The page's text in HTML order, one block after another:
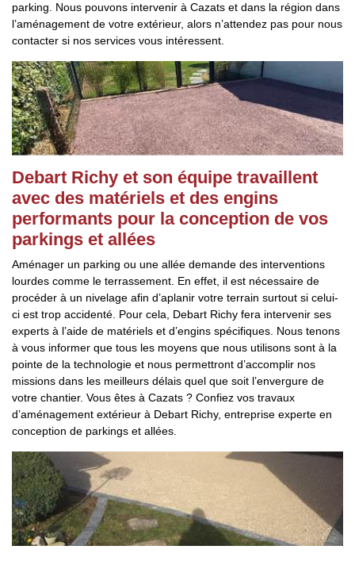
parking. Nous pouvons intervenir à Cazats et dans la région dans
l’aménagement de votre extérieur, alors n’attendez pas pour nous
contacter si nos services vous intéressent.
Debart Richy et son équipe travaillent
avec des matériels et des engins
performants pour la conception de vos
parkings et allées
Aménager un parking ou une allée demande des interventions
lourdes comme le terrassement. En effet, il est nécessaire de
procéder à un nivelage afin d’aplanir votre terrain surtout si celui-
ci est trop accidenté. Pour cela, Debart Richy fera intervenir ses
experts à l’aide de matériels et d’engins spécifiques. Nous tenons
à vous informer que tous les moyens que nous utilisons sont à la
pointe de la technologie et nous permettront d’accomplir nos
missions dans les meilleurs délais quel que soit l’envergure de
votre chantier. Vous êtes à Cazats ? Confiez vos travaux
d’aménagement extérieur à Debart Richy, entreprise experte en
conception de parkings et allées.